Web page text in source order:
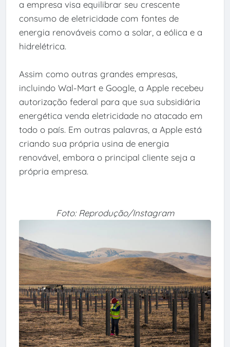
a empresa visa equilibrar seu crescente
consumo de eletricidade com fontes de
energia renováveis como a solar, a eólica e a
hidrelétrica.
Assim como outras grandes empresas,
incluindo Wal-Mart e Google, a Apple recebeu
autorização federal para que sua subsidiária
energética venda eletricidade no atacado em
todo o país. Em outras palavras, a Apple está
criando sua própria usina de energia
renovável, embora o principal cliente seja a
própria empresa.
Foto: Reprodução/Instagram